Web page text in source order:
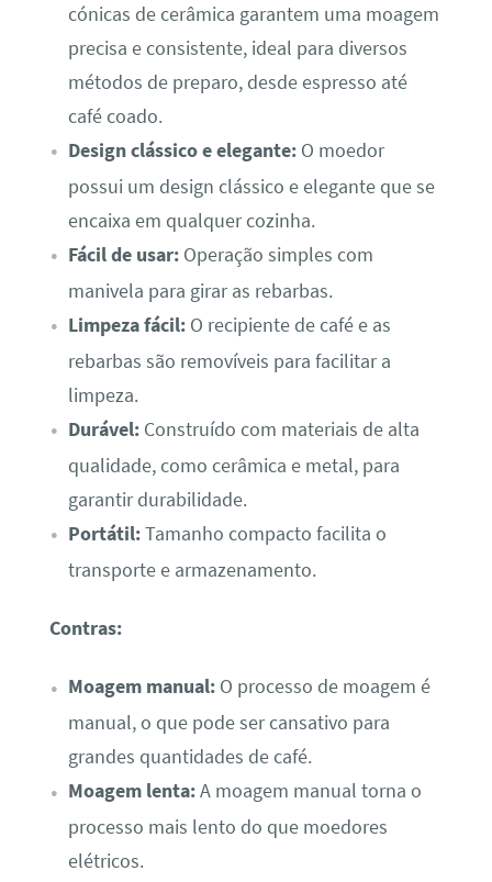
cónicas de cerâmica garantem uma moagem
precisa e consistente, ideal para diversos
métodos de preparo, desde espresso até
café coado.
Design clássico e elegante:O moedor
possui um design clássico e elegante que se
encaixa em qualquer cozinha.
Fácil de usar:Operação simples com
manivela para girar as rebarbas.
Limpeza fácil:O recipiente de café e as
rebarbas são removíveis para facilitar a
limpeza.
Durável:Construído com materiais de alta
qualidade, como cerâmica e metal, para
garantir durabilidade.
Portátil:Tamanho compacto facilita o
transporte e armazenamento.
Contras:
Moagem manual:O processo de moagem é
manual, o que pode ser cansativo para
grandes quantidades de café.
Moagem lenta:A moagem manual torna o
processo mais lento do que moedores
elétricos.